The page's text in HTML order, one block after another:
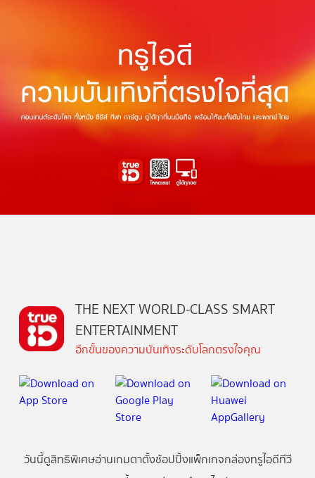
THE NEXT WORLD-CLASS SMART
ENTERTAINMENT
อีกขั้นของความบันเทิงระดับโลกตรงใจคุณ
วันนี้ดูสิทธิพิเศษอ่านเกมตาตั้งช้อปปิ้งแพ็กเกจกล่องทรูไอดีทีวี